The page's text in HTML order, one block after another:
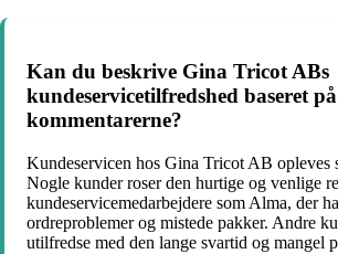
Kan du beskrive Gina Tricot ABs
kundeservicetilfredshed baseret på
kommentarerne?
Kundeservicen hos Gina Tricot AB opleves
Nogle kunder roser den hurtige og venlige
kundeservicemedarbejdere som Alma, der
ordreproblemer og mistede pakker. Andre
utilfredse med den lange svartid og mangel